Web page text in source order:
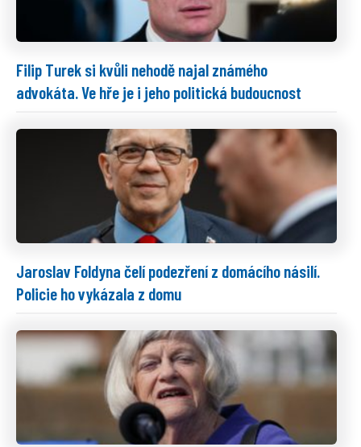
Filip Turek si kvůli nehodě najal známého
advokáta. Ve hře je i jeho politická budoucnost
Jaroslav Foldyna čelí podezření z domácího násilí.
Policie ho vykázala z domu